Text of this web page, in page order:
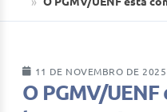
11 DE NOVEMBRO DE 2025
O PGMV/UENF